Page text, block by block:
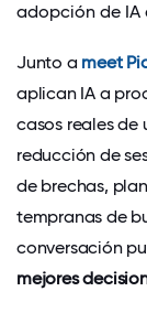
adopción de IA
Junto a meet
aplican IA a
casos reales
reducción de
de brechas,
tempranas de
conversación
mejores